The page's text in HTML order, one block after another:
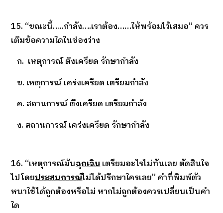
15. “ขณะนี้…..กำลัง….เราต้อง……ให้พร้อมไว้เสมอ” ควร
เติมข้อความใดในช่องว่าง
ก. เหตุการณ์ ตึงเครียด รักษากำลัง
ข. เหตุการณ์ เคร่งเครียด เตรียมกำลัง
ค. สถานการณ์ ตึงเครียด เตรียมกำลัง
ง. สถานการณ์ เคร่งเครียด รักษากำลัง
16. “เหตุการณ์มันฉุกเฉินเตรียมอะไรไม่ทันเลย ตัดสินใจ
ไปโดยประสบการณ์ไม่ได้ปรึกษาใครเลย” คำที่พิมพ์ตัว
หนาใช้ได้ถูกต้องหรือไม่ หากไม่ถูกต้องควรเปลี่ยนเป็นคำ
ใด